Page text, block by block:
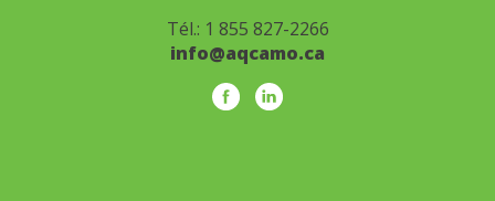
Tél.: 1 855 827-2266
info@aqcamo.ca